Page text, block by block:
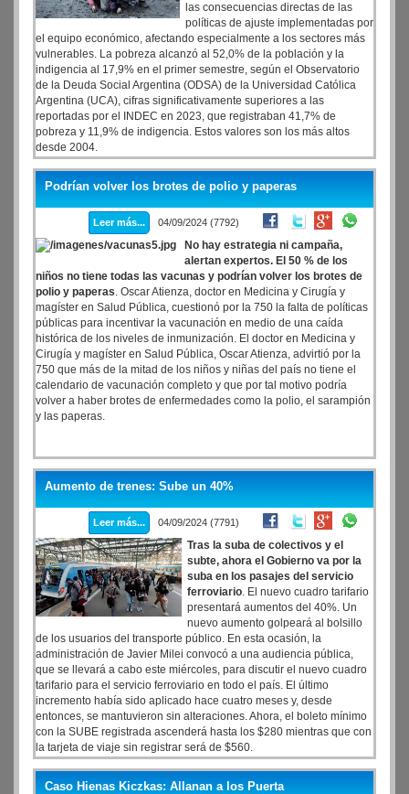
las consecuencias directas de las
políticas de ajuste implementadas por
el equipo económico, afectando especialmente a los sectores más
vulnerables. La pobreza alcanzó al 52,0% de la población y la
indigencia al 17,9% en el primer semestre, según el Observatorio
de la Deuda Social Argentina (ODSA) de la Universidad Católica
Argentina (UCA), cifras significativamente superiores a las
reportadas por el INDEC en 2023, que registraban 41,7% de
pobreza y 11,9% de indigencia. Estos valores son los más altos
desde 2004.
Podrían volver los brotes de polio y paperas
Leer más... 04/09/2024 (7792)
No hay estrategia ni campaña,
alertan expertos. El 50 % de los
niños no tiene todas las vacunas y podrían volver los brotes de
polio y paperas. Oscar Atienza, doctor en Medicina y Cirugía y
magíster en Salud Pública, cuestionó por la 750 la falta de políticas
públicas para incentivar la vacunación en medio de una caída
histórica de los niveles de inmunización. El doctor en Medicina y
Cirugía y magíster en Salud Pública, Oscar Atienza, advirtió por la
750 que más de la mitad de los niños y niñas del país no tiene el
calendario de vacunación completo y que por tal motivo podría
volver a haber brotes de enfermedades como la polio, el sarampión
y las paperas.
Aumento de trenes: Sube un 40%
Leer más... 04/09/2024 (7791)
Tras la suba de colectivos y el
subte, ahora el Gobierno va por la
suba en los pasajes del servicio
ferroviario. El nuevo cuadro tarifario
presentará aumentos del 40%. Un
nuevo aumento golpeará al bolsillo
de los usuarios del transporte público. En esta ocasión, la
administración de Javier Milei convocó a una audiencia pública,
que se llevará a cabo este miércoles, para discutir el nuevo cuadro
tarifario para el servicio ferroviario en todo el país. El último
incremento había sido aplicado hace cuatro meses y, desde
entonces, se mantuvieron sin alteraciones. Ahora, el boleto mínimo
con la SUBE registrada ascenderá hasta los $280 mientras que con
la tarjeta de viaje sin registrar será de $560.
Caso Hienas Kiczkas: Allanan a los Puerta